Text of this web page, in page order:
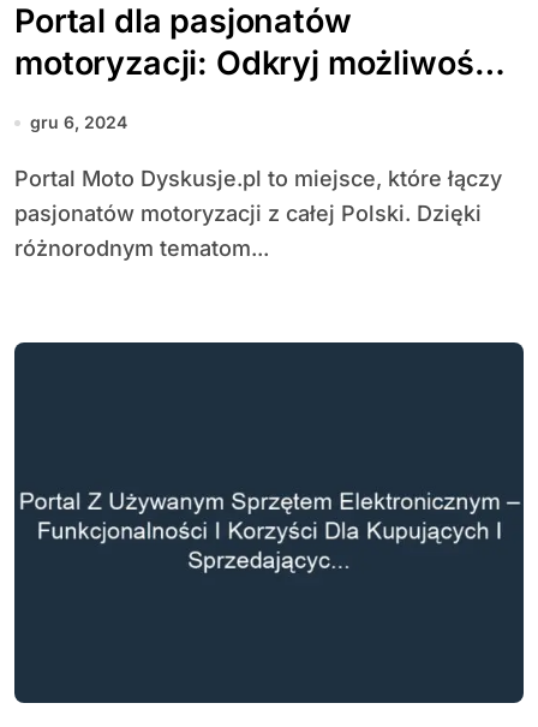
Portal dla pasjonatów
motoryzacji: Odkryj możliwości
Moto Dyskusje
gru 6, 2024
Portal Moto Dyskusje.pl to miejsce, które łączy
pasjonatów motoryzacji z całej Polski. Dzięki
różnorodnym tematom...